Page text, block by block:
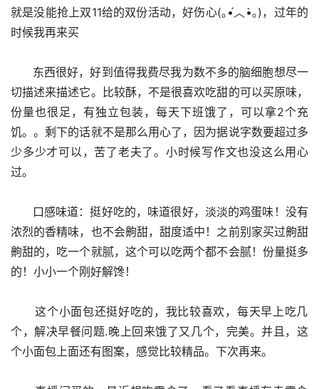
就是没能抢上双11给的双份活动，好伤心(｡•́︿•̀｡)，过年的
时候我再来买
切描述来描述它。比较酥，不是很喜欢吃甜的可以买原味，
份量也很足，有独立包装，每天下班饿了，可以拿2个充
饥。。剩下的话就不是那么用心了，因为据说字数要超过多
少多少才可以，苦了老夫了。小时候写作文也没这么用心
过。
浓烈的香精味，也不会齁甜，甜度适中！之前别家买过齁甜
齁甜的，吃一个就腻，这个可以吃两个都不会腻！份量挺多
的！小小一个刚好解馋！
      这个小面包还挺好吃的，我比较喜欢，每天早上吃几
个，解决早餐问题.晚上回来饿了又几个，完美。并且，这
个小面包上面还有图案，感觉比较精品。下次再来。